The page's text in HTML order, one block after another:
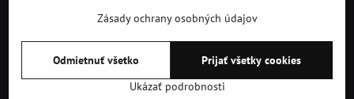
©2026Copyright
Predvoľby súkromia
Zásady ochrany osobných údajov
Podmienky používania
Vytvorené pomocou:BiznisWeb.sk
Zásady ochrany osobných údajov
Ukázať podrobnosti
Prijať všetky cookies
Odmietnuť všetko